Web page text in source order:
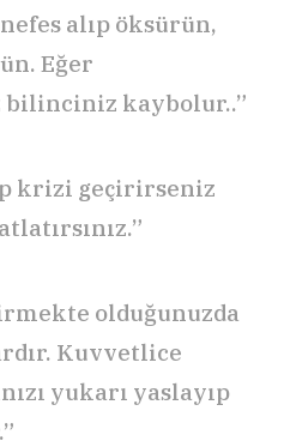
alıp öksürün,
Eğer
bilinciniz kaybolur..”
krizi geçirirseniz
olduğunuzda
Kuvvetlice
yukarı yaslayıp